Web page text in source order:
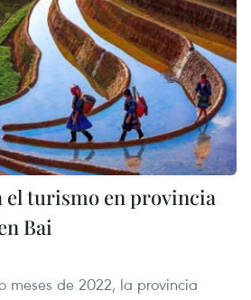
el turismo en provincia
Bai
meses de 2022, la provincia